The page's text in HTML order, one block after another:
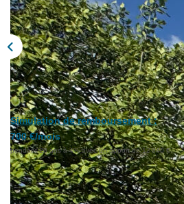
Assurance
Extranet
NOS
Simulation de remboursement :
700 €/mois
pendant 20 ans à 4% avec un apport de 12 840 €